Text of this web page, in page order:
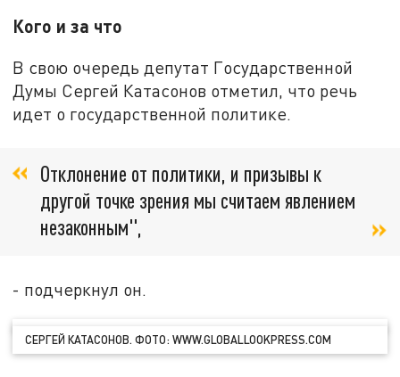
Кого и за что
В свою очередь депутат Государственной
Думы Сергей Катасонов отметил, что речь
идет о государственной политике.
Отклонение от политики, и призывы к
другой точке зрения мы считаем явлением
незаконным",
- подчеркнул он.
СЕРГЕЙ КАТАСОНОВ. ФОТО: WWW.GLOBALLOOKPRESS.COM